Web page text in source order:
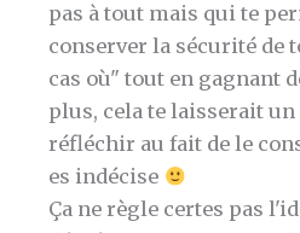
pas à tout mais qui te
conserver la sécurité de
cas où" tout en gagnant
plus, cela te laisserait
réfléchir au fait de le
es indécise
Ça ne règle certes pas